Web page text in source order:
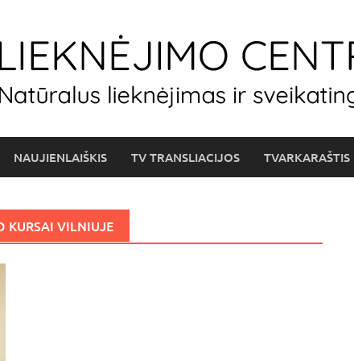
NAUJIENLAIŠKIS TV TRANSLIACIJOS TVARKARAŠTIS
KURSAI VILNIUJE